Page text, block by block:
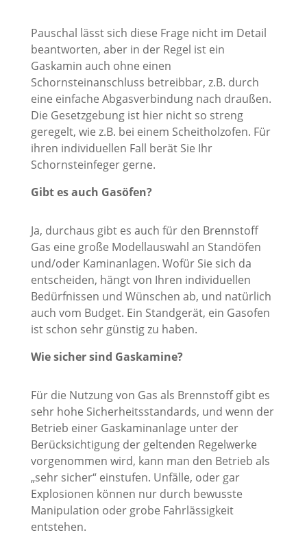
Pauschal lässt sich diese Frage nicht im Detail
beantworten, aber in der Regel ist ein
Gaskamin auch ohne einen
Schornsteinanschluss betreibbar, z.B. durch
eine einfache Abgasverbindung nach draußen.
Die Gesetzgebung ist hier nicht so streng
geregelt, wie z.B. bei einem Scheitholzofen. Für
ihren individuellen Fall berät Sie Ihr
Schornsteinfeger gerne.
Gibt es auch Gasöfen?
Ja, durchaus gibt es auch für den Brennstoff
Gas eine große Modellauswahl an Standöfen
und/oder Kaminanlagen. Wofür Sie sich da
entscheiden, hängt von Ihren individuellen
Bedürfnissen und Wünschen ab, und natürlich
auch vom Budget. Ein Standgerät, ein Gasofen
ist schon sehr günstig zu haben.
Wie sicher sind Gaskamine?
Für die Nutzung von Gas als Brennstoff gibt es
sehr hohe Sicherheitsstandards, und wenn der
Betrieb einer Gaskaminanlage unter der
Berücksichtigung der geltenden Regelwerke
vorgenommen wird, kann man den Betrieb als
„sehr sicher“ einstufen. Unfälle, oder gar
Explosionen können nur durch bewusste
Manipulation oder grobe Fahrlässigkeit
entstehen.